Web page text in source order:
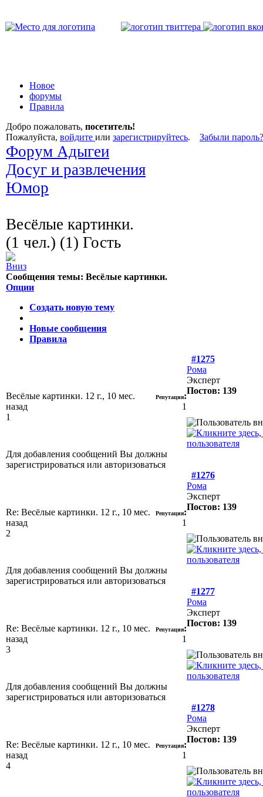
Новое
форумы
Правила
Добро пожаловать, посетитель!
Пожалуйста, войдите или зарегистрируйтесь. Забыли пароль?
Форум Адыгеи
Досуг и развлечения
Юмор
Весёлые картинки.
(1 чел.) (1) Гость
Сообщения темы: Весёлые картинки.
Опции
Создать новую тему
Новые сообщения
Правила
#1275
Весёлые картинки. 12 г., 10 мес.
назад
Репутация:
1
1
Рома
Эксперт
Постов: 139
Для добавления сообщений Вы должны
зарегистрироваться или авторизоваться
#1276
Re: Весёлые картинки. 12 г., 10 мес.
назад
Репутация:
1
2
Рома
Эксперт
Постов: 139
Для добавления сообщений Вы должны
зарегистрироваться или авторизоваться
#1277
Re: Весёлые картинки. 12 г., 10 мес.
назад
Репутация:
1
3
Рома
Эксперт
Постов: 139
Для добавления сообщений Вы должны
зарегистрироваться или авторизоваться
#1278
Re: Весёлые картинки. 12 г., 10 мес.
назад
Репутация:
1
4
Рома
Эксперт
Постов: 139